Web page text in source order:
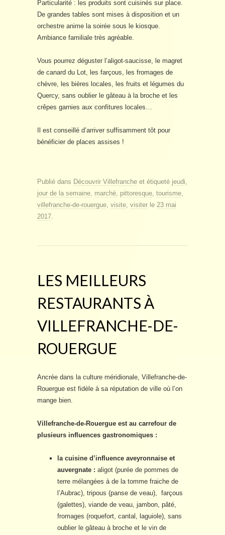
Particularité : les produits sont cuisinés sur place.
De grandes tables sont mises à disposition et un
orchestre anime la soirée sous le kiosque.
Ambiance familiale très agréable.
Vous pourrez déguster l’aligot-saucisse, le magret
de canard du Lot, les farçous, les fromages de
chèvre, les bières locales, les fruits et légumes du
Quercy, sans oublier le gâteau à la broche et les
crêpes garnies aux confitures locales…
Il est conseillé d’arriver suffisamment tôt pour
bénéficier de places assises !
Publié dans Découvrir Villefranche et étiqueté jeudi,
jour de la semaine, marché, pittoresque, tourisme,
villefranche-de-rouergue, visite, visiter le 23 mai
2017.
LES MEILLEURS
RESTAURANTS À
VILLEFRANCHE-DE-
ROUERGUE
Ancrée dans la culture méridionale, Villefranche-de-
Rouergue est fidèle à sa réputation de ville où l’on
mange bien.
Villefranche-de-Rouergue est au carrefour de
plusieurs influences gastronomiques :
la cuisine d’influence aveyronnaise et
auvergnate : aligot (purée de pommes de
terre mélangées à de la tomme fraiche de
l’Aubrac), tripous (panse de veau), farçous
(galettes), viande de veau, jambon, pâté,
fromages (roquefort, cantal, laguiole), sans
oublier le gâteau à broche et le vin de